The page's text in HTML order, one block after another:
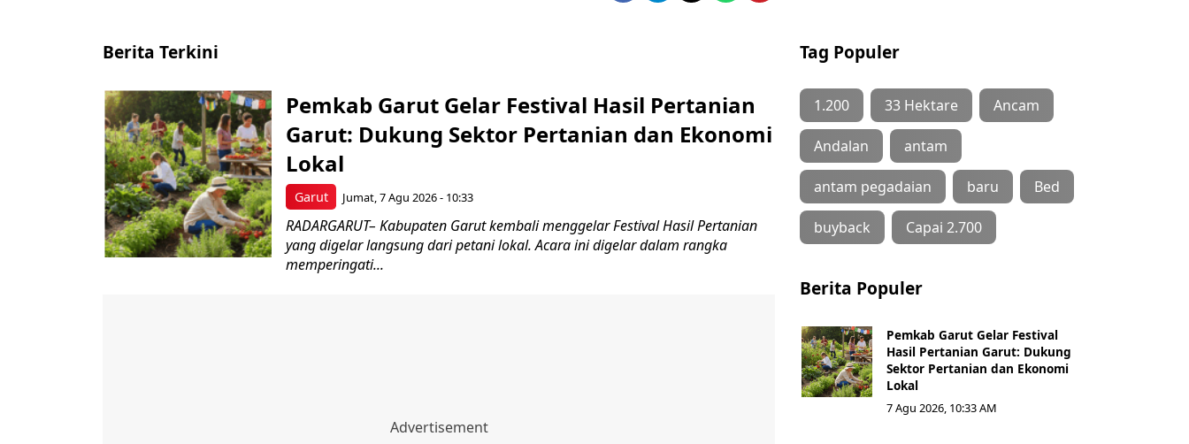
Berita Terkini
Garut
Pemkab Garut Gelar Festival Hasil Pertanian
Garut: Dukung Sektor Pertanian dan Ekonomi
Lokal
Jumat, 7 Agu 2026 - 10:33
RADARGARUT– Kabupaten Garut kembali menggelar Festival Hasil Pertanian
yang digelar langsung dari petani lokal. Acara ini digelar dalam rangka
memperingati...
Tag Populer
1.200 33 Hektare Ancam
Andalan antam
antam pegadaian baru Bed
buyback Capai 2.700
Berita Populer
Pemkab Garut Gelar Festival
Hasil Pertanian Garut: Dukung
Sektor Pertanian dan Ekonomi
Lokal
7 Agu 2026, 10:33 AM